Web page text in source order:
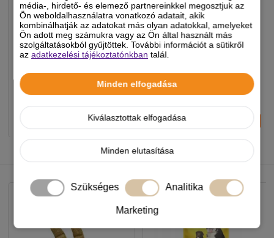
média-, hirdető- és elemező partnereinkkel megosztjuk az
Ön weboldalhasználatra vonatkozó adatait, akik
kombinálhatják az adatokat más olyan adatokkal, amelyeket
Ön adott meg számukra vagy az Ön által használt más
szolgáltatásokból gyűjtöttek. További információt a sütikről
azadatkezelési tájékoztatónkban talál.
Minden elfogadása
Kiválasztottak elfogadása
Minden elutasítása
Szükséges Analitika
Marketing
1 290 Ft
-5%
munkanap
KOSÁRBA
650 Ft
-5%
Készleten, várható szállítás 1-3
munkanap
- +
NEKED AJÁNLJUK